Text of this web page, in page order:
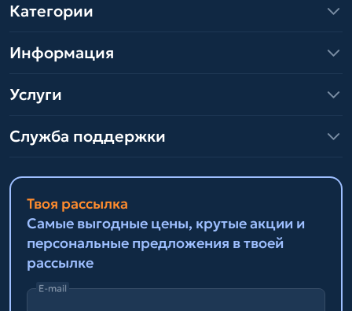
Категории
Информация
Услуги
Служба поддержки
Твоя рассылка
Самые выгодные цены, крутые акции и
персональные предложения в твоей
рассылке
E-mail